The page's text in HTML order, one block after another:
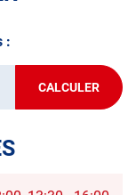
:
CALCULER
JUSQU'AU
POINT